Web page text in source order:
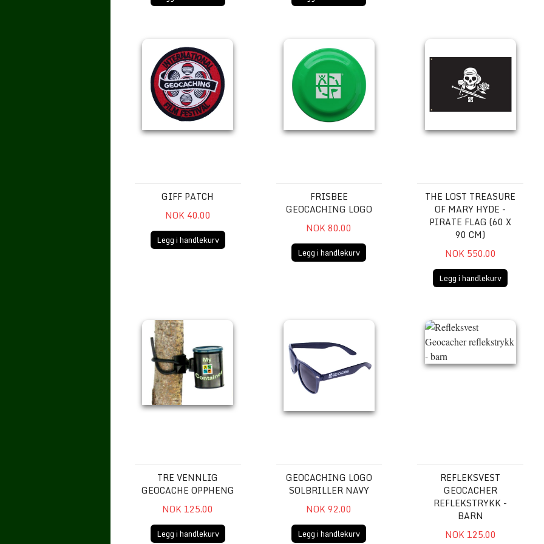
GIFF PATCH
NOK 40.00
Legg i handlekurv
FRISBEE
GEOCACHING LOGO
NOK 80.00
Legg i handlekurv
THE LOST TREASURE
OF MARY HYDE -
PIRATE FLAG (60 X
90 CM)
NOK 550.00
Legg i handlekurv
Tre vennlig geocache oppheng
TRE VENNLIG
GEOCACHE OPPHENG
NOK 125.00
Legg i handlekurv
GEOCACHING LOGO
SOLBRILLER NAVY
NOK 92.00
Legg i handlekurv
Refleksvest Geocacher
REFLEKSVEST
GEOCACHER
REFLEKSTRYKK -
BARN
NOK 125.00